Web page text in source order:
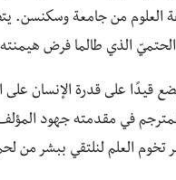
العلوم من جامعة وسكنسن.
الحتميّ الذي طالما فرض
قيدًا على قدرة الإنسان على
في مقدمته جهود
العلم لنلتقي ببشر من